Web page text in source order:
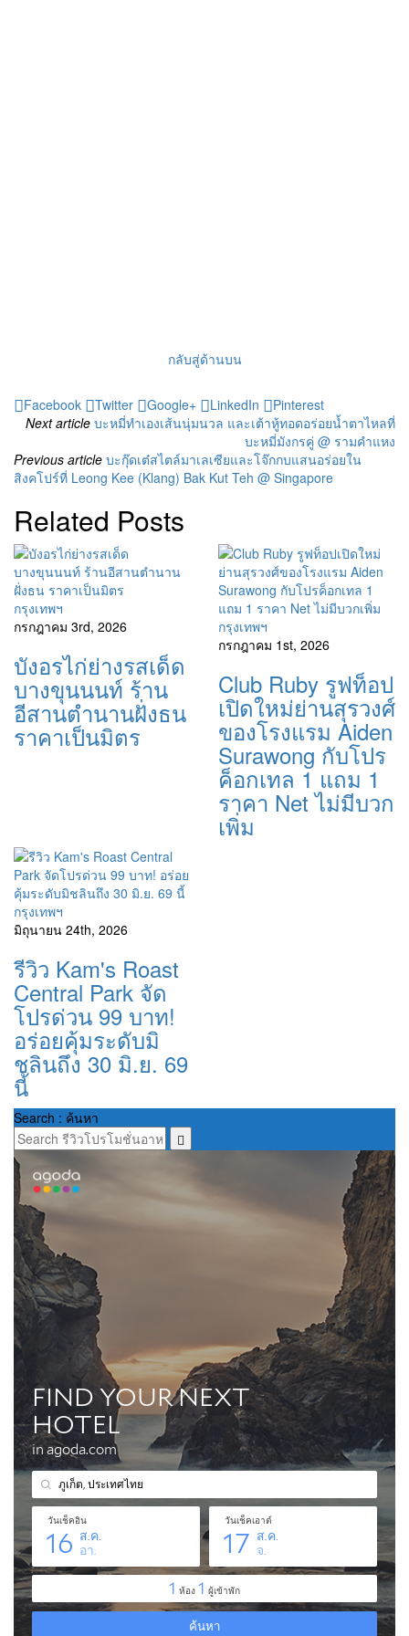
กลับสู่ด้านบน
Facebook Twitter Google+ LinkedIn
Pinterest
Next article บะหมี่ทำเองเส้นนุ่มนวล และเต้าหู้ทอดอร่อยน้ำตาไหลที่
บะหมี่มังกรคู่ @ รามคำแหง
Previous article บะกุ๊ดเต๋สไตล์มาเลเซียและโจ๊กกบแสนอร่อยใน
สิงคโปร์ที่ Leong Kee (Klang) Bak Kut Teh @ Singapore
Related Posts
กรุงเทพฯ
กรกฎาคม 3rd, 2026
บังอรไก่ย่างรสเด็ด
บางขุนนนท์ ร้าน
อีสานตำนานฝั่งธน
ราคาเป็นมิตร
กรุงเทพฯ
กรกฎาคม 1st, 2026
Club Ruby รูฟท็อป
เปิดใหม่ย่านสุรวงศ์
ของโรงแรม Aiden
Surawong กับโปร
ค็อกเทล 1 แถม 1
ราคา Net ไม่มีบวก
เพิ่ม
กรุงเทพฯ
มิถุนายน 24th, 2026
รีวิว Kam's Roast
Central Park จัด
โปรด่วน 99 บาท!
อร่อยคุ้มระดับมิ
ชลินถึง 30 มิ.ย. 69
นี้
Search : ค้นหา